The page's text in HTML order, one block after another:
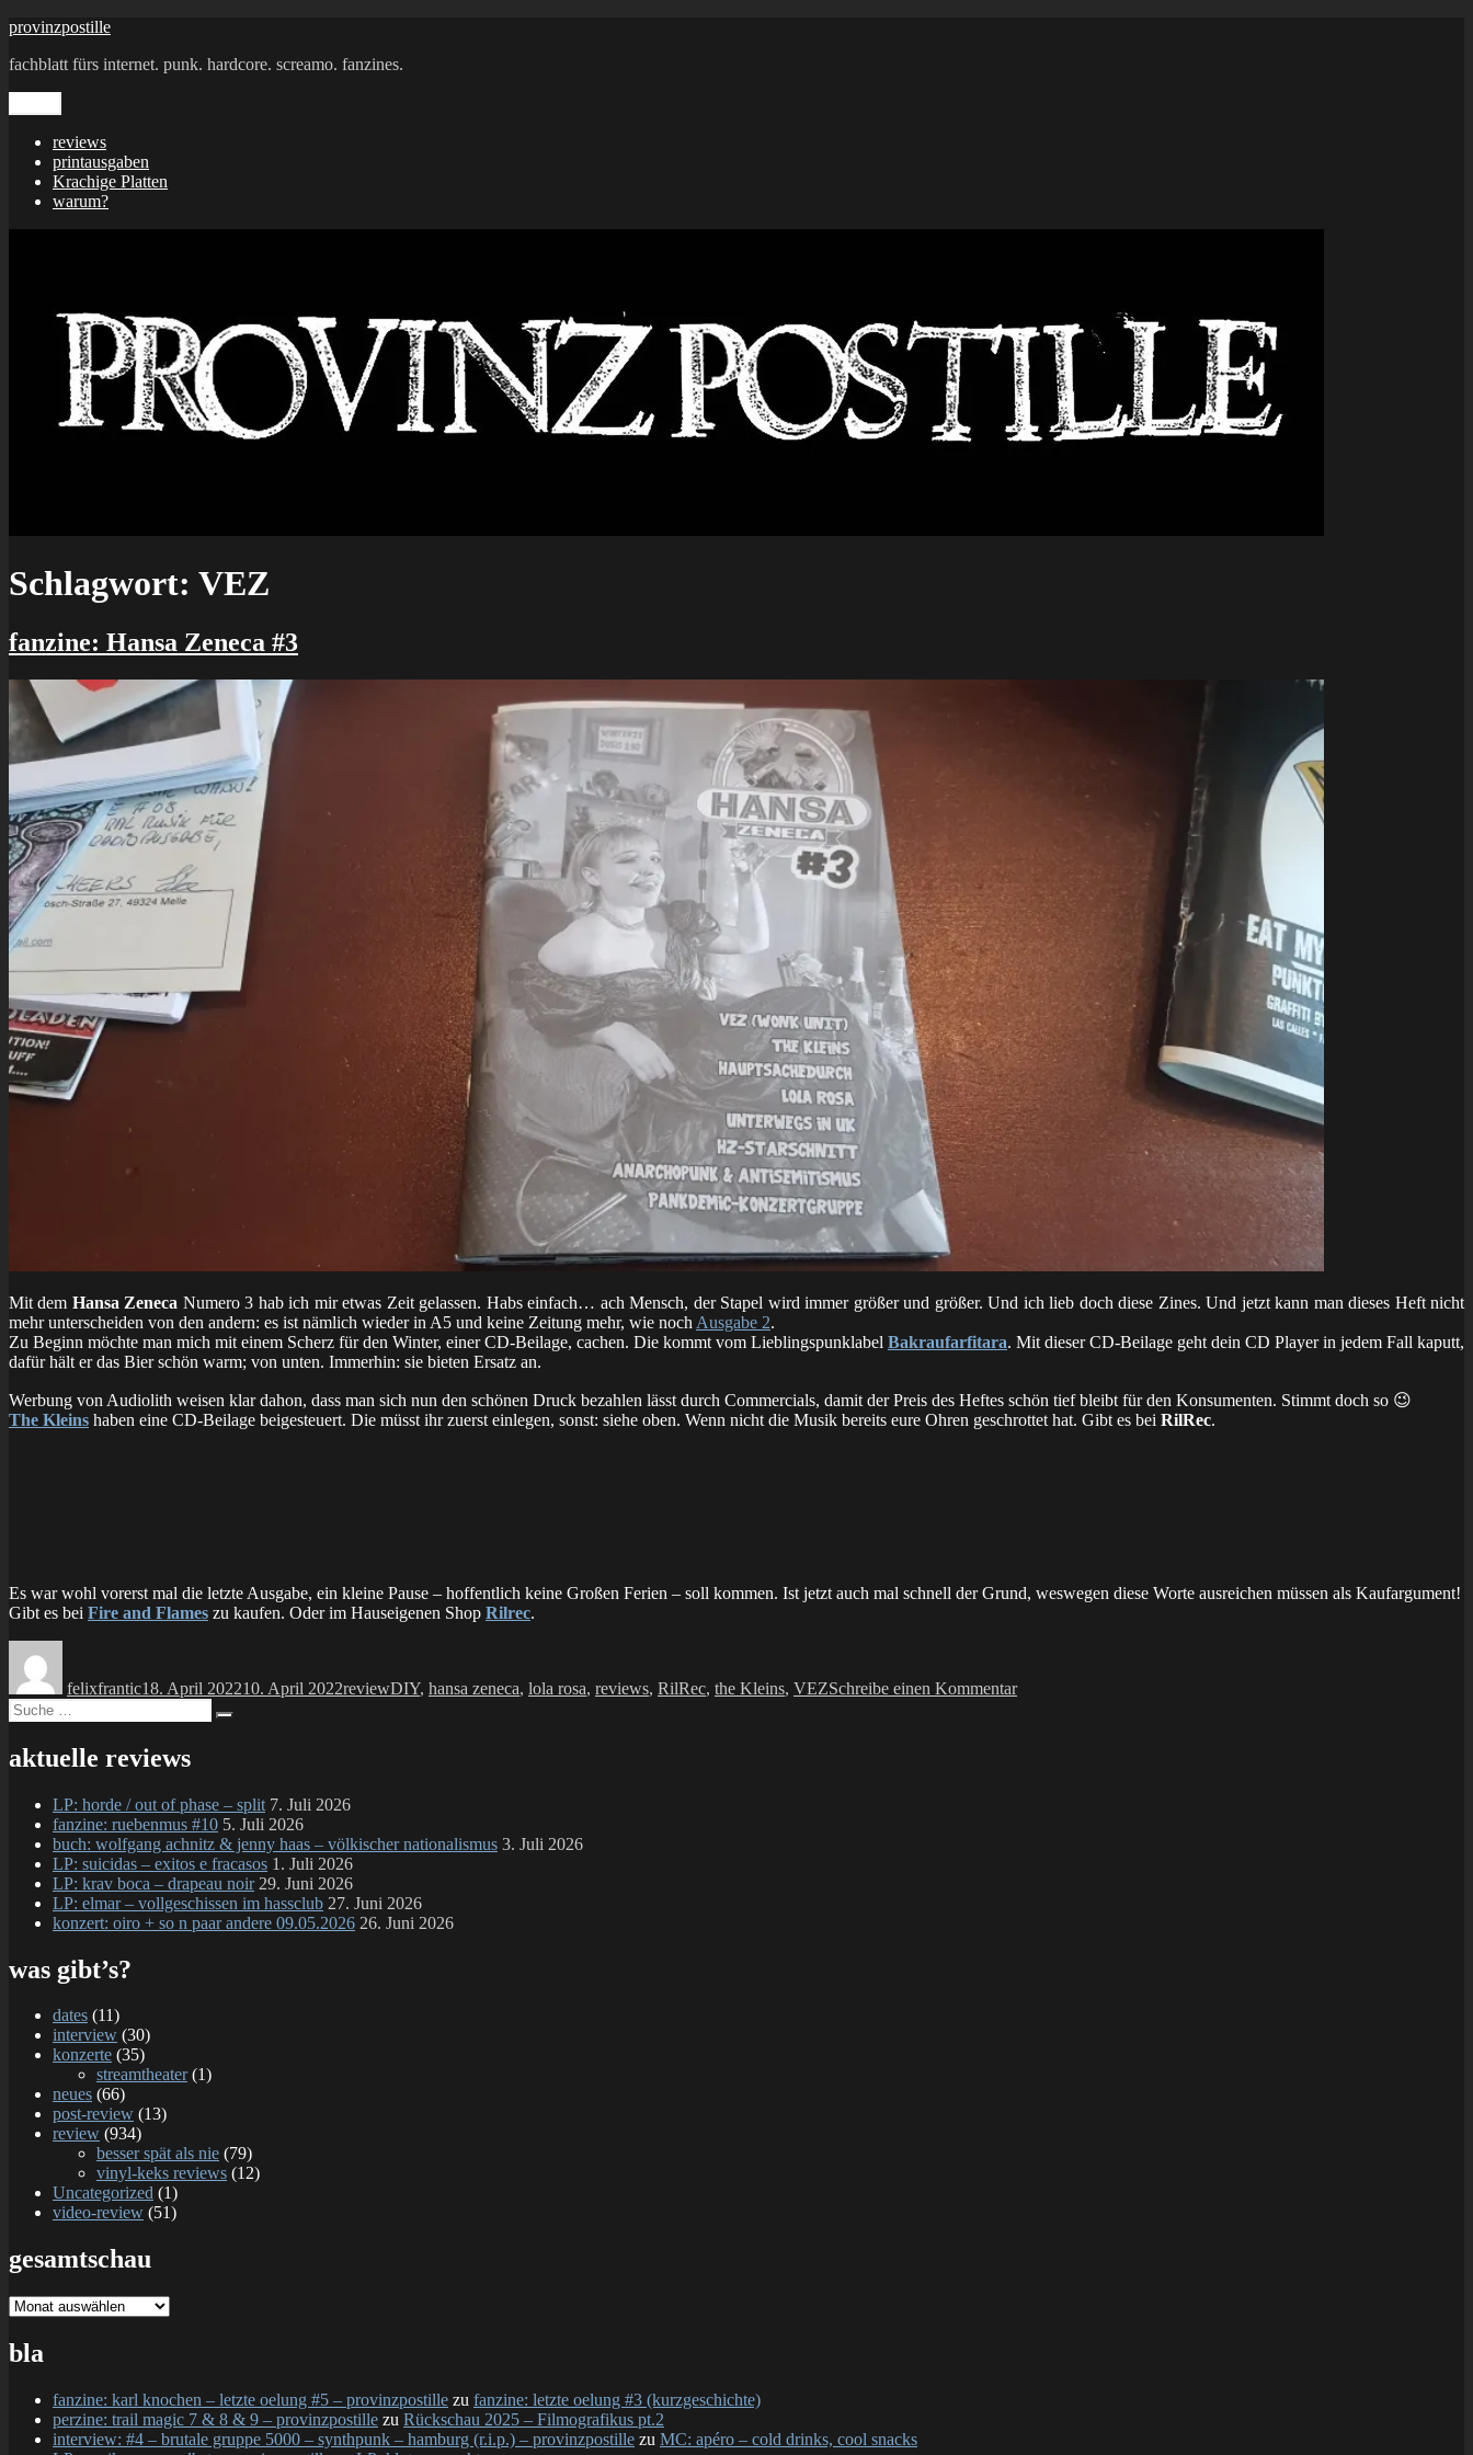
Zum
springen
provinzpostille
fachblatt fürs internet. punk. hardcore. screamo. fanzines.
reviews
printausgaben
Krachige Platten
warum?
Schlagwort: VEZ
fanzine: Hansa Zeneca #3
Mit dem Hansa Zeneca Numero 3 hab ich mir etwas Zeit gelassen. Habs einfach… ach Mensch, der Stapel wird immer größer und größer. Und ich lieb doch diese Zines. Und jetzt kann man dieses Heft nicht
mehr unterscheiden von den andern: es ist nämlich wieder in A5 und keine Zeitung mehr, wie noch Ausgabe 2.
Zu Beginn möchte man mich mit einem Scherz für den Winter, einer CD-Beilage, cachen. Die kommt vom Lieblingspunklabel Bakraufarfitara. Mit dieser CD-Beilage geht dein CD Player in jedem Fall kaputt,
dafür hält er das Bier schön warm; von unten. Immerhin: sie bieten Ersatz an.
Werbung von Audiolith weisen klar dahon, dass man sich nun den schönen Druck bezahlen lässt durch Commercials, damit der Preis des Heftes schön tief bleibt für den Konsumenten. Stimmt doch so 😉
The Kleins haben eine CD-Beilage beigesteuert. Die müsst ihr zuerst einlegen, sonst: siehe oben. Wenn nicht die Musik bereits eure Ohren geschrottet hat. Gibt es bei RilRec.
Es war wohl vorerst mal die letzte Ausgabe, ein kleine Pause – hoffentlich keine Großen Ferien – soll kommen. Ist jetzt auch mal schnell der Grund, weswegen diese Worte ausreichen müssen als Kaufargument!
Gibt es bei Fire and Flames zu kaufen. Oder im Hauseigenen Shop Rilrec.
felixfrantic18. April 202210. April 2022reviewDIY, hansa zeneca, lola rosa, reviews, RilRec, the Kleins, VEZSchreibe einen KommentarHansa
Suche
nach:
aktuelle reviews
LP: horde / out of phase – split 7. Juli 2026
fanzine: ruebenmus #10 5. Juli 2026
buch: wolfgang achnitz & jenny haas – völkischer nationalismus 3. Juli 2026
LP: suicidas – exitos e fracasos 1. Juli 2026
LP: krav boca – drapeau noir 29. Juni 2026
LP: elmar – vollgeschissen im hassclub 27. Juni 2026
konzert: oiro + so n paar andere 09.05.2026 26. Juni 2026
was gibt’s?
dates (11)
interview (30)
konzerte (35)
streamtheater(1)
neues (66)
post-review (13)
review (934)
besser spät als nie (79)
vinyl-keks reviews (12)
Uncategorized (1)
video-review (51)
gesamtschau
gesamtschau
bla
fanzine: karl knochen – letzte oelung #5 – provinzpostille zu fanzine: letzte oelung #3 (kurzgeschichte)
perzine: trail magic 7 & 8 & 9 – provinzpostille zu Rückschau 2025 – Filmografikus pt.2
interview: #4 – brutale gruppe 5000 – synthpunk – hamburg (r.i.p.) – provinzpostille zu MC: apéro – cold drinks, cool snacks